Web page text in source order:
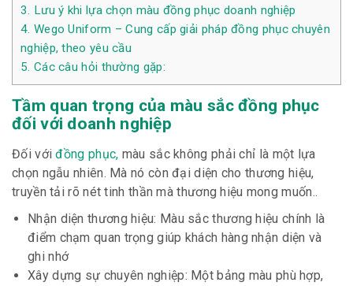
3. Lưu ý khi lựa chọn màu đồng phục doanh nghiệp
4. Wego Uniform – Cung cấp giải pháp đồng phục chuyên
nghiệp, theo yêu cầu
5. Các câu hỏi thường gặp:
Tầm quan trọng của màu sắc đồng phục
đối với doanh nghiệp
Đối vớiđồng phục, màu sắc không phải chỉ là một lựa
chọn ngẫu nhiên. Mà nó còn đại diện cho thương hiệu,
truyền tải rõ nét tinh thần mà thương hiệu mong muốn..
Nhận diện thương hiệu: Màu sắc thương hiệu chính là
điểm chạm quan trọng giúp khách hàng nhận diện và
ghi nhớ
Xây dựng sự chuyên nghiệp: Một bảng màu phù hợp,